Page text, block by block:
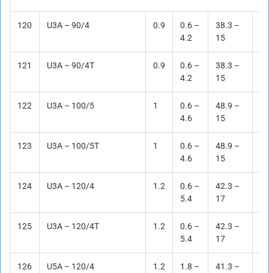
120 U3A – 90/4 0.9
0.6 –
4.2
38.3 –
15
121 U3A – 90/4T 0.9
0.6 –
4.2
38.3 –
15
122 U3A – 100/5 1
0.6 –
4.6
48.9 –
15
123 U3A – 100/5T 1
0.6 –
4.6
48.9 –
15
124 U3A – 120/4 1.2
0.6 –
5.4
42.3 –
17
125 U3A – 120/4T 1.2
0.6 –
5.4
42.3 –
17
126 U5A – 120/4 1.2
1.8 –
41.3 –